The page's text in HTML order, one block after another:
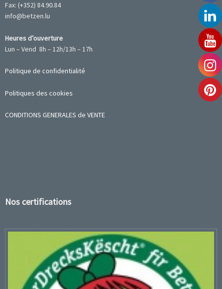
Fax: (+352) 84.90.84
info@betzen.lu
Heures d’ouverture
Lun – Vend 8h – 12h/13h – 17h
Politique de confidentialité
Politiques des cookies
CONDITIONS GENERALES de VENTE
Nos certifications